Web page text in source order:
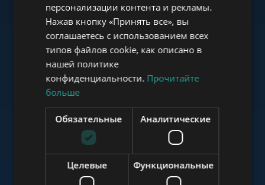
ITALIAN
SPANISH
RUSSIAN
персонализации контента и рекламы.
Нажав кнопку «Принять все», вы
соглашаетесь с использованием всех
типов файлов cookie, как описано в
нашей политике
конфиденциальности. Прочитайте
больше
Обязательные Аналитические
Целевые Функциональные